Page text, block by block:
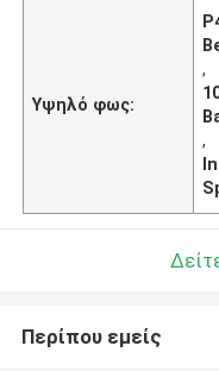
Υψηλό φως:
,
,
Περίπου εμείς